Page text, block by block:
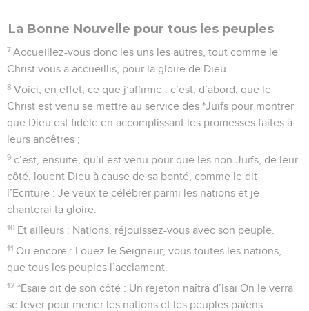
La Bonne Nouvelle pour tous les peuples
7 Accueillez-vous donc les uns les autres, tout comme le
Christ vous a accueillis, pour la gloire de Dieu.
8 Voici, en effet, ce que j’affirme : c’est, d’abord, que le
Christ est venu se mettre au service des *Juifs pour montrer
que Dieu est fidèle en accomplissant les promesses faites à
leurs ancêtres ;
9 c’est, ensuite, qu’il est venu pour que les non-Juifs, de leur
côté, louent Dieu à cause de sa bonté, comme le dit
l’Ecriture : Je veux te célébrer parmi les nations et je
chanterai ta gloire.
10 Et ailleurs : Nations, réjouissez-vous avec son peuple.
11 Ou encore : Louez le Seigneur, vous toutes les nations,
que tous les peuples l’acclament.
12 *Esaïe dit de son côté : Un rejeton naîtra d’Isaï On le verra
se lever pour mener les nations et les peuples païens